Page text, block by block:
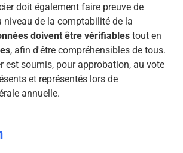
doit également faire preuve de
niveau de la comptabilité de la
doivent être vérifiablestout en
, afin d'être compréhensibles de tous.
est soumis, pour approbation, au vote
et représentés lors de
annuelle.